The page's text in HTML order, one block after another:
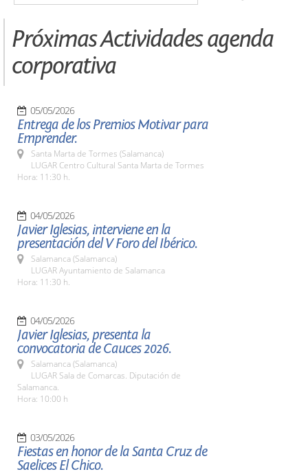
Próximas Actividades agenda
corporativa
05/05/2026
Entrega de los Premios Motivar para
Emprender.
Santa Marta de Tormes (Salamanca)
LUGAR Centro Cultural Santa Marta de Tormes
Hora: 11:30 h.
04/05/2026
Javier Iglesias, interviene en la
presentación del V Foro del Ibérico.
Salamanca (Salamanca)
LUGAR Ayuntamiento de Salamanca
Hora: 11:30 h.
04/05/2026
Javier Iglesias, presenta la
convocatoria de Cauces 2026.
Salamanca (Salamanca)
LUGAR Sala de Comarcas. Diputación de
Salamanca.
Hora: 10:00 h
03/05/2026
Fiestas en honor de la Santa Cruz de
Saelices El Chico.